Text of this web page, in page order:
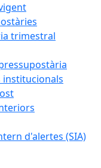
trimestral
institucionals
d'alertes (SIA)